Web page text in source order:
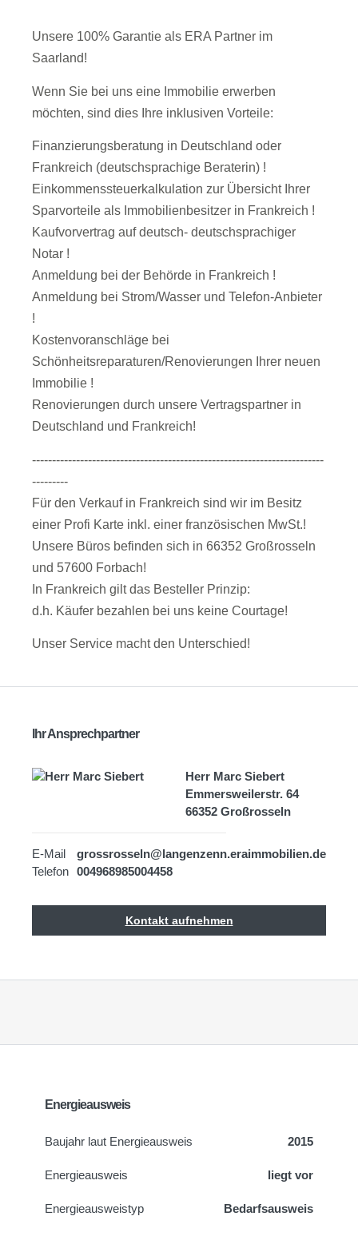
Unsere 100% Garantie als ERA Partner im
Saarland!
Wenn Sie bei uns eine Immobilie erwerben
möchten, sind dies Ihre inklusiven Vorteile:
Finanzierungsberatung in Deutschland oder
Frankreich (deutschsprachige Beraterin) !
Einkommenssteuerkalkulation zur Übersicht Ihrer
Sparvorteile als Immobilienbesitzer in Frankreich !
Kaufvorvertrag auf deutsch- deutschsprachiger
Notar !
Anmeldung bei der Behörde in Frankreich !
Anmeldung bei Strom/Wasser und Telefon-Anbieter
!
Kostenvoranschläge bei
Schönheitsreparaturen/Renovierungen Ihrer neuen
Immobilie !
Renovierungen durch unsere Vertragspartner in
Deutschland und Frankreich!
-------------------------------------------------------------------------
---------
Für den Verkauf in Frankreich sind wir im Besitz
einer Profi Karte inkl. einer französischen MwSt.!
Unsere Büros befinden sich in 66352 Großrosseln
und 57600 Forbach!
In Frankreich gilt das Besteller Prinzip:
d.h. Käufer bezahlen bei uns keine Courtage!
Unser Service macht den Unterschied!
Ihr Ansprechpartner
Herr Marc Siebert
Emmersweilerstr. 64
66352 Großrosseln
E-Mail
grossrosseln@langenzenn.eraimmobilien.de
Telefon 004968985004458
Kontakt aufnehmen
Energieausweis
Baujahr laut Energieausweis 2015
Energieausweis liegt vor
Energie­ausweistyp Bedarfsausweis